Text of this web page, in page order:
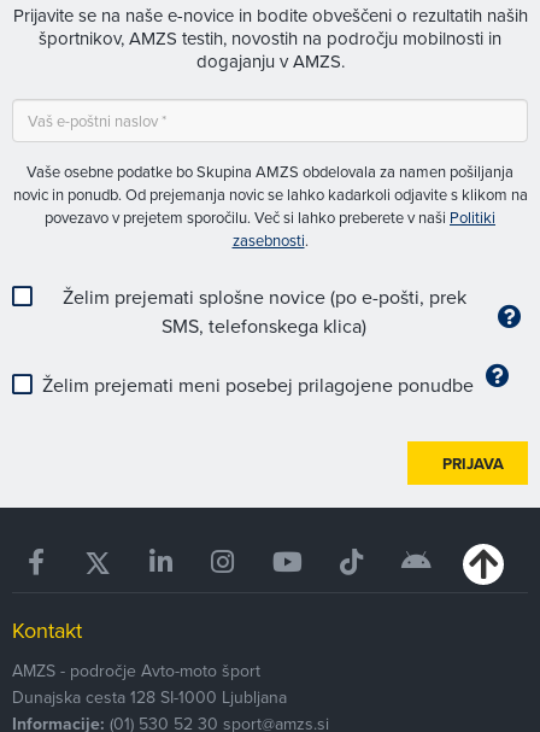
Prijavite se na naše e-novice in bodite obveščeni o rezultatih naših
športnikov, AMZS testih, novostih na področju mobilnosti in
dogajanju v AMZS.
Vaše osebne podatke bo Skupina AMZS obdelovala za namen pošiljanja
novic in ponudb. Od prejemanja novic se lahko kadarkoli odjavite s klikom na
povezavo v prejetem sporočilu. Več si lahko preberete v naši Politiki
zasebnosti.
Želim prejemati splošne novice (po e-pošti, prek
SMS, telefonskega klica)
Želim prejemati meni posebej prilagojene ponudbe
PRIJAVA
Kontakt
AMZS - področje Avto-moto šport
Dunajska cesta 128 SI-1000 Ljubljana
Informacije: (01) 530 52 30 sport@amzs.si